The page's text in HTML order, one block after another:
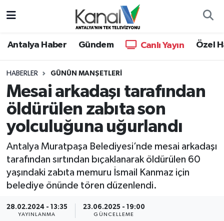
Antalya Haber Gündem Canlı Yayın Özel
HABERLER GÜNÜN MANŞETLERI
Mesai arkadaşı tarafından
öldürülen zabıta son
yolculuğuna uğurlandı
Antalya Muratpaşa Belediyesi’nde mesai arkadaşı
tarafından sırtından bıçaklanarak öldürülen 60
yaşındaki zabıta memuru İsmail Kanmaz için
belediye önünde tören düzenlendi.
28.02.2024 - 13:35
YAYINLANMA
23.06.2025 - 19:00
GÜNCELLEME
Antalya Haber
Dünya
Eğitim
Gündem
Günün Manşetleri
Haber Kuşakları
Hava Durumu
Trafik Durumu
Süper Lig Puan Durumu ve Fikstür
Son Dakika Haberleri
Haber Arşivi